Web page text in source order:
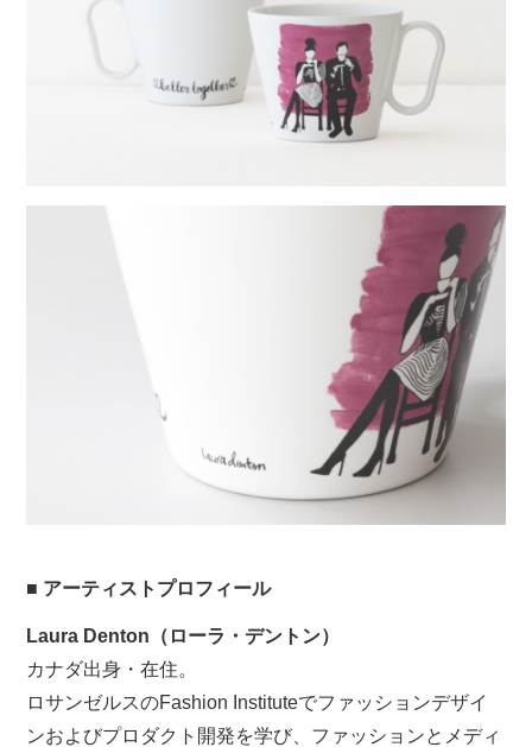
■ アーティストプロフィール
Laura Denton（ローラ・デントン）
カナダ出身・在住。
ロサンゼルスのFashion Instituteでファッションデザイ
ンおよびプロダクト開発を学び、 ファッションとメディ